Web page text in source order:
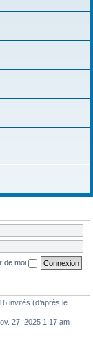
de moi
invités (d’après le
27, 2025 1:17 am